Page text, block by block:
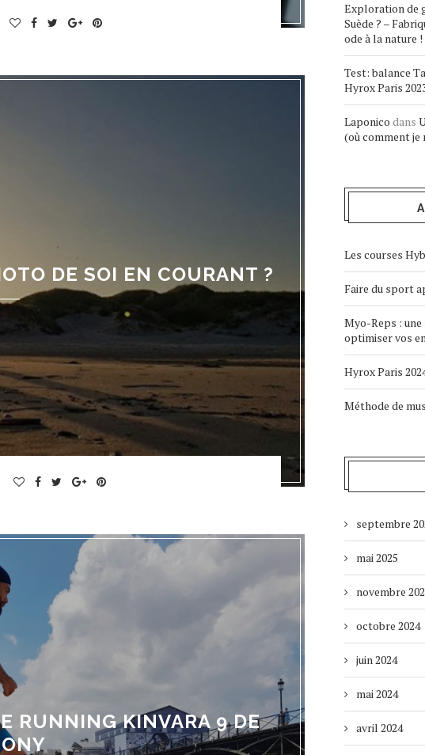
DE SOI EN COURANT ?
RUNNING KINVARA 9 DE
Exploration de
Suède ? –
ode à la nature !
Test: balance
Hyrox Paris
Laponico dans
(où comment je
Les courses
Faire du sport
Myo-Reps :
optimiser vos
Hyrox Paris
Méthode de
septembre
mai 2025
novembre
octobre 2024
juin 2024
mai 2024
avril 2024